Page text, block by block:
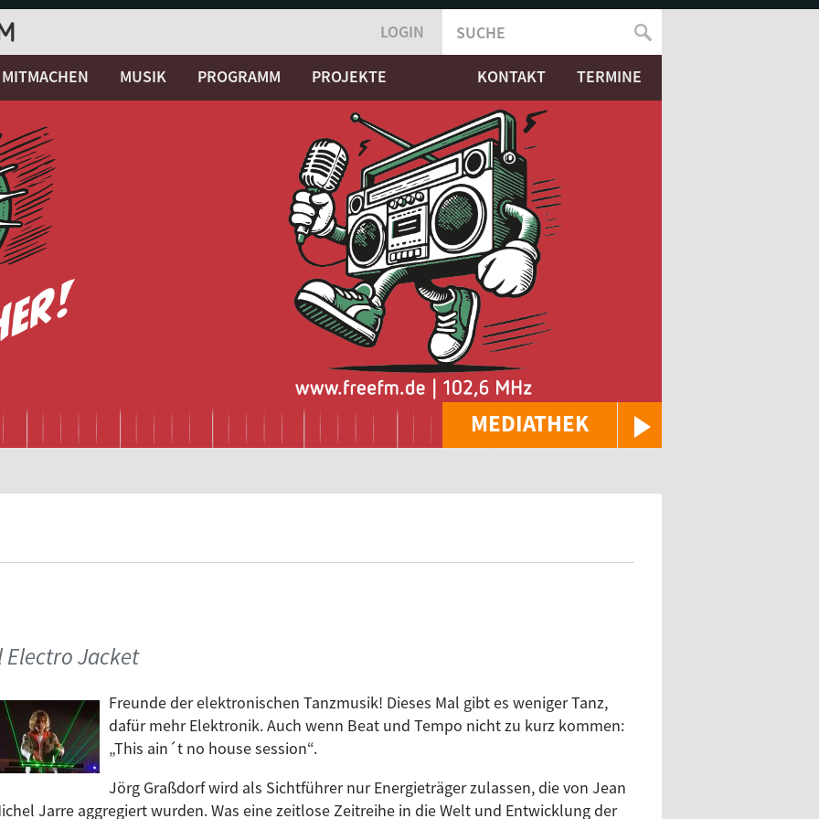
MEDIATHEK
LOGIN
SUCHFORMULAR
SUCHE
MITMACHEN MUSIK PROGRAMM PROJEKTE KONTAKT TERMINE
Electro Jacket
Freunde der elektronischen Tanzmusik! Dieses Mal gibt es weniger Tanz,
dafür mehr Elektronik. Auch wenn Beat und Tempo nicht zu kurz kommen:
„This ain´t no house session“.
Jörg Graßdorf wird als Sichtführer nur Energieträger zulassen, die von Jean
Jarre aggregiert wurden. Was eine zeitlose Zeitreihe in die Welt und Entwicklung der